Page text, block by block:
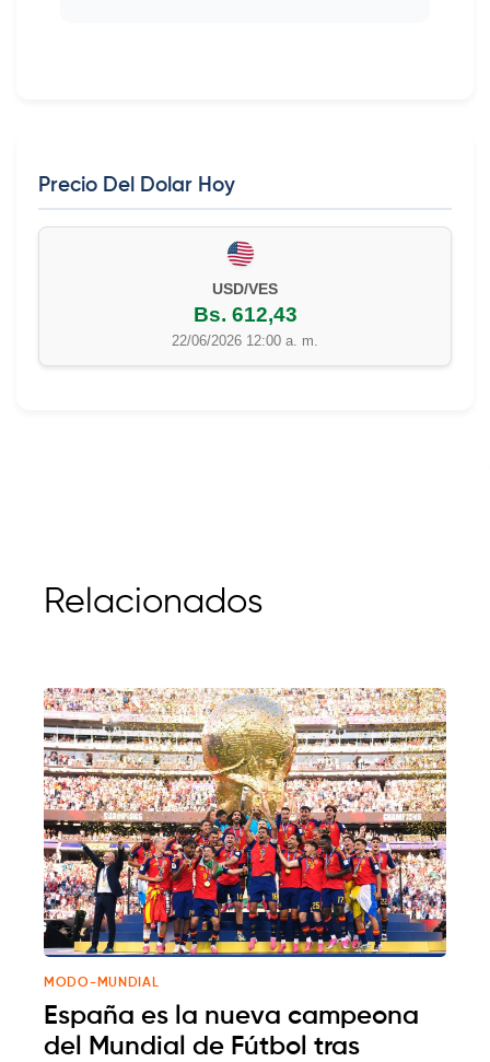
Precio Del Dolar Hoy
USD/VES
Bs. 612,43
22/06/2026 12:00 a. m.
Relacionados
MODO-MUNDIAL
España es la nueva campeona
del Mundial de Fútbol tras